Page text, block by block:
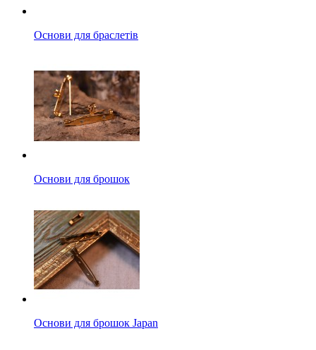
Основи для браслетів
Основи для брошок
Основи для брошок Japan